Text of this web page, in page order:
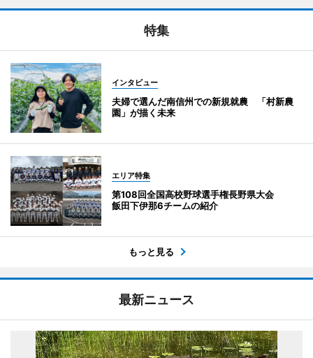
特集
インタビュー
夫婦で選んだ南信州での新規就農 「村新農
園」が描く未来
エリア特集
第108回全国高校野球選手権長野県大会
飯田下伊那6チームの紹介
もっと見る
最新ニュース